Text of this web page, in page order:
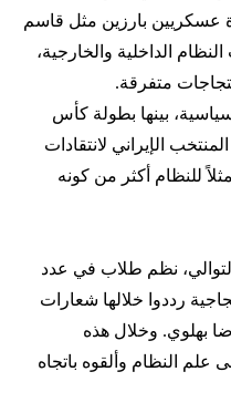
عسكريين بارزين مثل قاسم
الداخلية والخارجية،
متفرقة.
بينها بطولة كأس
المنتخب الإيراني لانتقادات
للنظام أكثر من كونه
التوالي، نظم طلاب في عدد
رددوا خلالها شعارات
بهلوي. وخلال هذه
النظام وألقوه باتجاه